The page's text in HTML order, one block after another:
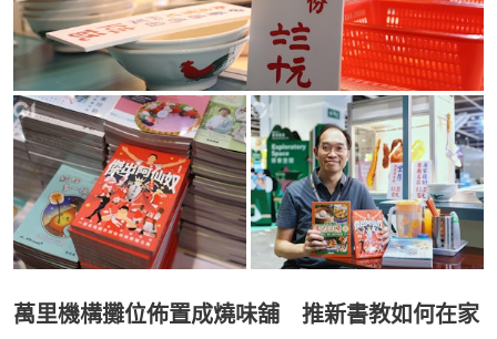
萬里機構攤位佈置成燒味舖 推新書教如何在家